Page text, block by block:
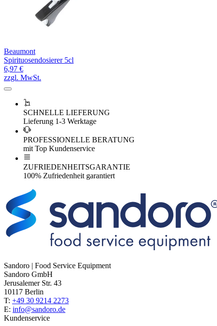
Beaumont
Spirituosendosierer 5cl
6,97 €
zzgl. MwSt.
SCHNELLE LIEFERUNG
Lieferung 1-3 Werktage
PROFESSIONELLE BERATUNG
mit Top Kundenservice
ZUFRIEDENHEITSGARANTIE
100% Zufriedenheit garantiert
Sandoro | Food Service Equipment
Sandoro GmbH
Jerusalemer Str. 43
10117 Berlin
T: +49 30 9214 2273
E: info@sandoro.de
Kundenservice